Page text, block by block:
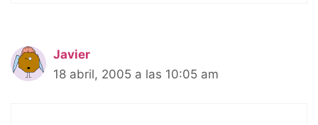
Javier
18 abril, 2005 a las 10:05 am